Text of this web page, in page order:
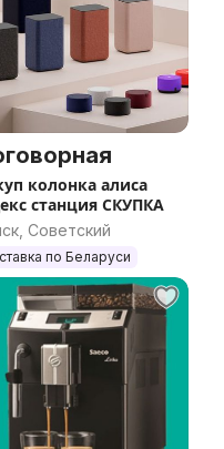
колонка алиса
станция СКУПКА
Советский
по Беларуси